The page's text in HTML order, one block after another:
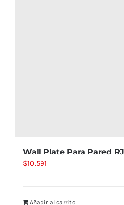
Wall Plate Para Pared
$10.591
Añadir al carrito